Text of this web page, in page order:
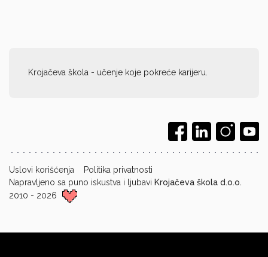
Krojačeva škola - učenje koje pokreće karijeru.
Uslovi korišćenja
Politika privatnosti
Napravljeno sa puno iskustva i ljubavi Krojačeva škola d.o.o.
2010 - 2026